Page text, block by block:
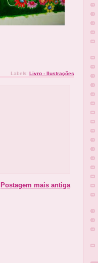
Labels: Livro - Ilustrações
Postagem mais antiga